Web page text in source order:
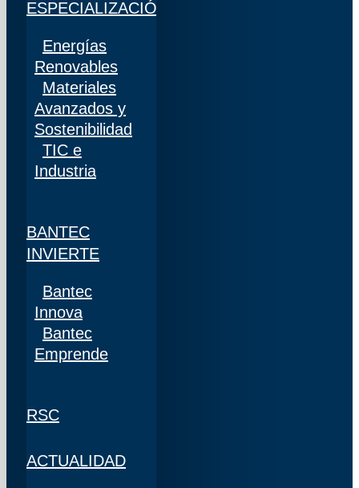
ESPECIALIZACIÓN
Energías
Renovables
Materiales
Avanzados y
Sostenibilidad
TIC e
Industria
BANTEC
INVIERTE
Bantec
Innova
Bantec
Emprende
RSC
ACTUALIDAD